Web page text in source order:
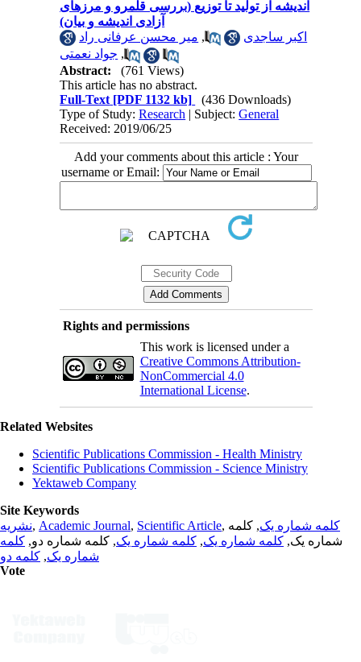
اندیشه از تولید تا توزیع (بررسی قلمرو و مرزهای
آزادی اندیشه و بیان)
اکبر ساجدی
, میر محسن عرفانی راد
, جواد نعمتی
Abstract:
(761 Views)
This article has no abstract.
Full-Text [PDF 1132 kb]
(436 Downloads)
Type of Study:Research | Subject:General
Received: 2019/06/25
Add your comments about this article : Your
username or Email:
Rights and permissions
This work is licensed under a
Creative Commons Attribution-
NonCommercial 4.0
International License.
Related Websites
Scientific Publications Commission - Health Ministry
Scientific Publications Commission - Science Ministry
Yektaweb Company
Site Keywords
نشریه, Academic Journal, Scientific Article, کلمه شماره یک, کلمه
شماره یک, کلمه شماره یک, کلمه شماره یک, کلمه شماره دو, کلمه
شماره یک, کلمه دو
Vote